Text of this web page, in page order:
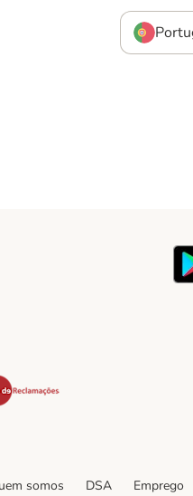
somos DSA Emprego